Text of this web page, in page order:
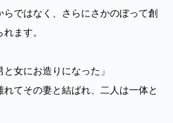
ではなく、さらにさかのぼって創
ます。
女にお造りになった」
てその妻と結ばれ、二人は一体と